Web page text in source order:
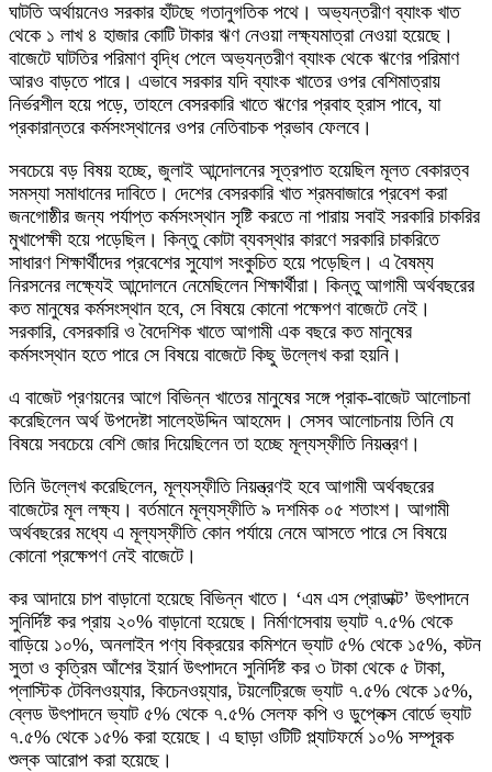
ঘাটতি অর্থায়নেও সরকার হাঁটছে গতানুগতিক পথে। অভ্যন্তরীণ ব্যাংক খাত
থেকে ১ লাখ ৪ হাজার কোটি টাকার ঋণ নেওয়া লক্ষ্যমাত্রা নেওয়া হয়েছে।
বাজেটে ঘাটতির পরিমাণ বৃদ্ধি পেলে অভ্যন্তরীণ ব্যাংক থেকে ঋণের পরিমাণ
আরও বাড়তে পারে। এভাবে সরকার যদি ব্যাংক খাতের ওপর বেশিমাত্রায়
নির্ভরশীল হয়ে পড়ে, তাহলে বেসরকারি খাতে ঋণের প্রবাহ হ্রাস পাবে, যা
প্রকারান্তরে কর্মসংস্থানের ওপর নেতিবাচক প্রভাব ফেলবে।
সবচেয়ে বড় বিষয় হচ্ছে, জুলাই আন্দোলনের সূত্রপাত হয়েছিল মূলত বেকারত্ব
সমস্যা সমাধানের দাবিতে। দেশের বেসরকারি খাত শ্রমবাজারে প্রবেশ করা
জনগোষ্ঠীর জন্য পর্যাপ্ত কর্মসংস্থান সৃষ্টি করতে না পারায় সবাই সরকারি চাকরির
মুখাপেক্ষী হয়ে পড়েছিল। কিন্তু কোটা ব্যবস্থার কারণে সরকারি চাকরিতে
সাধারণ শিক্ষার্থীদের প্রবেশের সুযোগ সংকুচিত হয়ে পড়েছিল। এ বৈষম্য
নিরসনের লক্ষ্যেই আন্দোলনে নেমেছিলেন শিক্ষার্থীরা। কিন্তু আগামী অর্থবছরের
কত মানুষের কর্মসংস্থান হবে, সে বিষয়ে কোনো পক্ষেপণ বাজেটে নেই।
সরকারি, বেসরকারি ও বৈদেশিক খাতে আগামী এক বছরে কত মানুষের
কর্মসংস্থান হতে পারে সে বিষয়ে বাজেটে কিছু উল্লেখ করা হয়নি।
এ বাজেট প্রণয়নের আগে বিভিন্ন খাতের মানুষের সঙ্গে প্রাক-বাজেট আলোচনা
করেছিলেন অর্থ উপদেষ্টা সালেহউদ্দিন আহমেদ। সেসব আলোচনায় তিনি যে
বিষয়ে সবচেয়ে বেশি জোর দিয়েছিলেন তা হচ্ছে মূল্যস্ফীতি নিয়ন্ত্রণ।
তিনি উল্লেখ করেছিলেন, মূল্যস্ফীতি নিয়ন্ত্রণই হবে আগামী অর্থবছরের
বাজেটের মূল লক্ষ্য। বর্তমানে মূল্যস্ফীতি ৯ দশমিক ০৫ শতাংশ। আগামী
অর্থবছরের মধ্যে এ মূল্যস্ফীতি কোন পর্যায়ে নেমে আসতে পারে সে বিষয়ে
কোনো প্রক্ষেপণ নেই বাজেটে।
কর আদায়ে চাপ বাড়ানো হয়েছে বিভিন্ন খাতে। ‘এম এস প্রোডাক্ট’ উৎপাদনে
সুনির্দিষ্ট কর প্রায় ২০% বাড়ানো হয়েছে। নির্মাণসেবায় ভ্যাট ৭.৫% থেকে
বাড়িয়ে ১০%, অনলাইন পণ্য বিক্রয়ের কমিশনে ভ্যাট ৫% থেকে ১৫%, কটন
সুতা ও কৃত্রিম আঁশের ইয়ার্ন উৎপাদনে সুনির্দিষ্ট কর ৩ টাকা থেকে ৫ টাকা,
প্লাস্টিক টেবিলওয়্যার, কিচেনওয়্যার, টয়লেট্রিজে ভ্যাট ৭.৫% থেকে ১৫%,
ব্লেড উৎপাদনে ভ্যাট ৫% থেকে ৭.৫% সেলফ কপি ও ডুপ্লেক্স বোর্ডে ভ্যাট
৭.৫% থেকে ১৫% করা হয়েছে। এ ছাড়া ওটিটি প্ল্যাটফর্মে ১০% সম্পূরক
শুল্ক আরোপ করা হয়েছে।